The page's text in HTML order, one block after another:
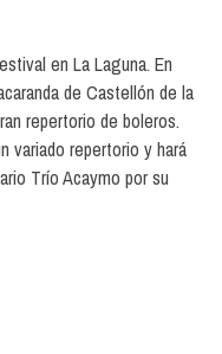
en La Laguna. En
de Castellón de la
repertorio de boleros.
variado repertorio y hará
Trío Acaymo por su